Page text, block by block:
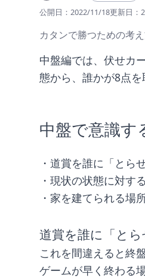
公開日： 2022/11/18更新日：
カタンで勝つための考
中盤編では、伏せカ
態から、誰かが8点を
中盤で意識す
・道賞を誰に「とら
・現状の状態に対す
・家を建てられる場
道賞を誰に「とら
これを間違えると終
ゲームが早く終わる